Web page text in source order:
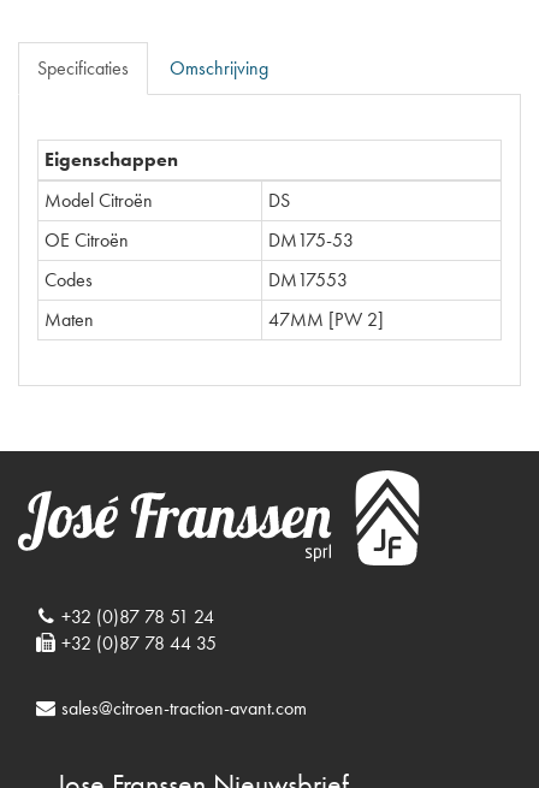
Specificaties Omschrijving
Eigenschappen
Model Citroën
DS
OE Citroën
DM175-53
Codes
DM17553
Maten
47MM [PW 2]
+32 (0)87 78 51 24
+32 (0)87 78 44 35
sales@citroen-traction-avant.com